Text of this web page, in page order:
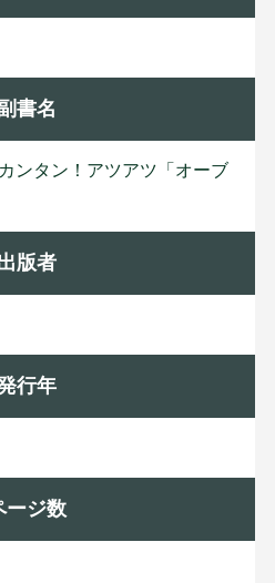
書名
ンタン！アツアツ「オーブ
版者
行年
ージ数